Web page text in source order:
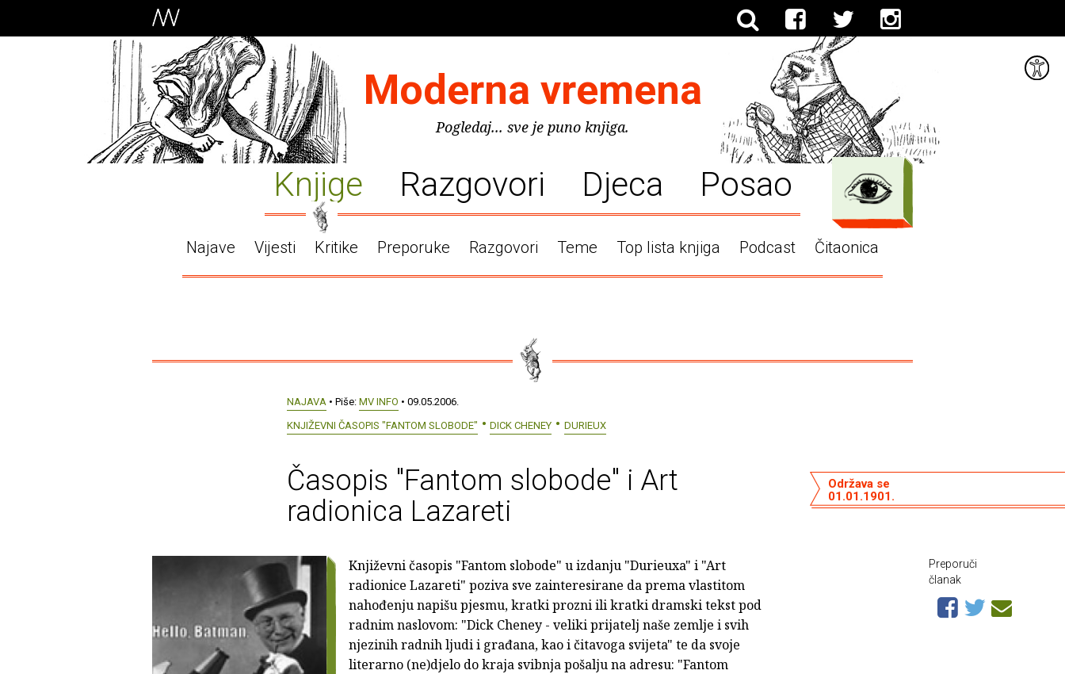
Moderna vremena
Pogledaj... sve je puno knjiga.
Knjige Razgovori Djeca Posao
Najave Vijesti Kritike Preporuke Razgovori Teme Top lista knjiga Podcast Čitaonica
NAJAVA • Piše: MV INFO • 09.05.2006.
KNJIŽEVNI ČASOPIS "FANTOM SLOBODE"
DICK CHENEY DURIEUX
Časopis "Fantom slobode" i Art
radionica Lazareti
Održava se
01.01.1901.
Književni časopis "Fantom slobode" u izdanju "Durieuxa" i "Art
radionice Lazareti" poziva sve zainteresirane da prema vlastitom
nahođenju napišu pjesmu, kratki prozni ili kratki dramski tekst pod
radnim naslovom: "Dick Cheney - veliki prijatelj naše zemlje i svih
njezinih radnih ljudi i građana, kao i čitavoga svijeta" te da svoje
literarno (ne)djelo do kraja svibnja pošalju na adresu: "Fantom
Preporuči
članak